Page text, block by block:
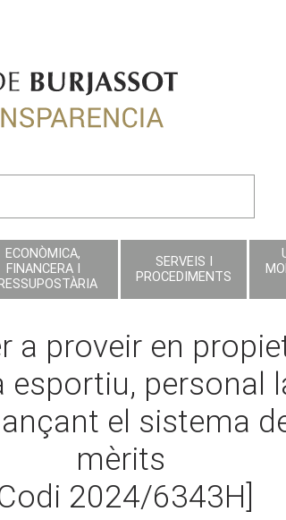
ECONÒMICA,
FINANCERA I
SERVEIS I
PROCEDIMENTS
a proveir en
esportiu, personal
el sistema
mèrits
2024/6343H]